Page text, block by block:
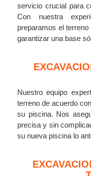
servicio crucial para
Con nuestra
preparamos el
garantizar una base
Nuestro equipo
terreno de acuerdo
su piscina. Nos
precisa y sin
su nueva piscina lo